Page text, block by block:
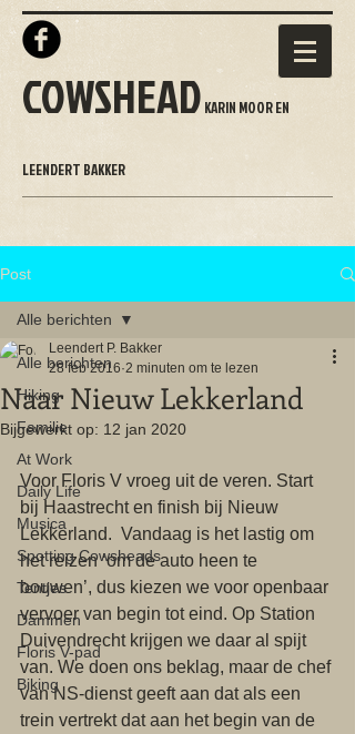
COWSHEAD KARIN MOOR EN
LEENDERT BAKKER
Post
Alle berichten
Hiking
Familie
At Work
Daily Life
Musica
Spotting Cowsheads
Tentjes
Dammen
Floris V-pad
Biking
Alle berichten
Naar Nieuw Lekkerland
Leendert P. Bakker
28 feb 2016 2 minuten om te lezen
Bijgewerkt op: 12 jan 2020
Voor Floris V vroeg uit de veren. Start
bij Haastrecht en finish bij Nieuw
Lekkerland.  Vandaag is het lastig om
het reizen ‘om de auto heen te
bouwen’, dus kiezen we voor openbaar
vervoer van begin tot eind. Op Station
Duivendrecht krijgen we daar al spijt
van. We doen ons beklag, maar de chef
van NS-dienst geeft aan dat als een
trein vertrekt dat aan het begin van de